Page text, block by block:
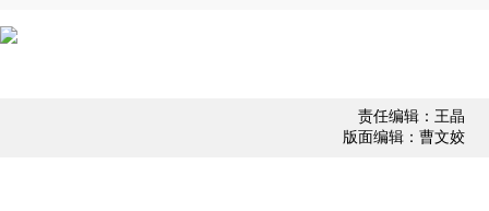
责任编辑：王晶
版面编辑：曹文姣